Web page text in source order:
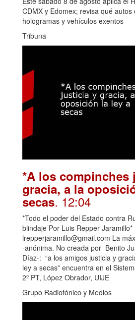
CDMX y Edomex; revisa qué
hologramas y vehículos exentos
Tribuna
*A los compinches
gracia, a la
secas. 12:04
*Todo el poder del Estado contra
blindaje Por Luis Repper Jaramillo*
lrepperjaramillo@gmail.com La
-anónima. No creada por Benito
Díaz-: “a los amigos justicia y
ley a secas” encuentra en el
2º PT, López Obrador, UIJE
Grupo Radiofónico y Medios